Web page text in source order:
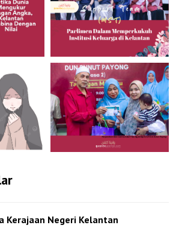
Kerajaan Negeri Kelantan